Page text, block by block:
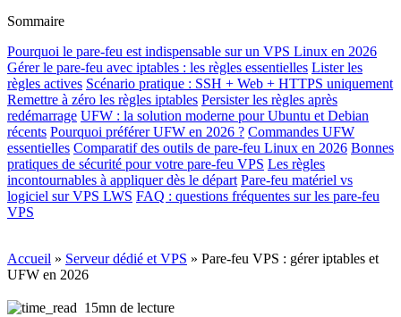
Sommaire
Pourquoi le pare-feu est indispensable sur un VPS Linux en 2026
Gérer le pare-feu avec iptables : les règles essentielles Lister les
règles actives Scénario pratique : SSH + Web + HTTPS uniquement
Remettre à zéro les règles iptables Persister les règles après
redémarrage UFW : la solution moderne pour Ubuntu et Debian
récents Pourquoi préférer UFW en 2026 ? Commandes UFW
essentielles Comparatif des outils de pare-feu Linux en 2026 Bonnes
pratiques de sécurité pour votre pare-feu VPS Les règles
incontournables à appliquer dès le départ Pare-feu matériel vs
logiciel sur VPS LWS FAQ : questions fréquentes sur les pare-feu
VPS
Accueil » Serveur dédié et VPS » Pare-feu VPS : gérer iptables et
UFW en 2026
15mn de lecture